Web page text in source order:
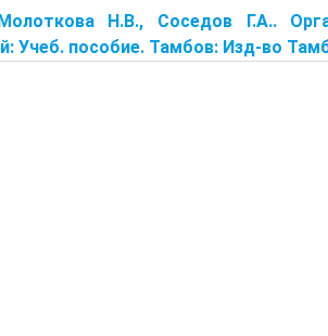
Н.В., Соседов Г.А..
Учеб. пособие. Тамбов: Изд-во